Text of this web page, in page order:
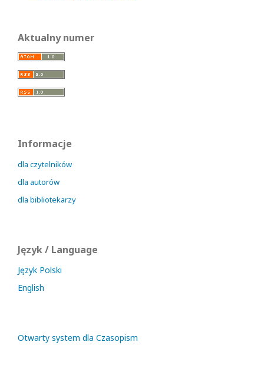
Aktualny numer
Informacje
dla czytelników
dla autorów
dla bibliotekarzy
Język / Language
Język Polski
English
Otwarty system dla Czasopism